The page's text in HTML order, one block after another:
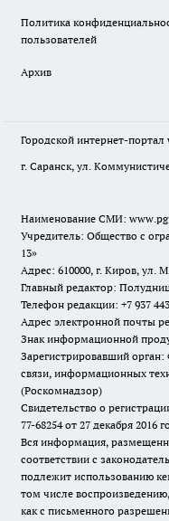
Политика
пользователей
Архив
Городской интернет-портал
г. Саранск, ул.
Наименование СМИ:
Учредитель: Общество с
13»
Адрес: 610000, г. Киров, ул.
Главный редактор:
Телефон редакции: +7 937
Адрес электронной почты
Знак информационной
Зарегистрировавший
связи, информационных
(Роскомнадзор)
Свидетельство о
77-68254 от 27 декабря 2016
Вся информация,
соответствии с
подлежит использованию
том числе
как с письменного